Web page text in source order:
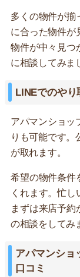
多くの物件が揃
に合った物件が
物件が中々見つ
に相談してみま
LINEでのやり
アパマンショッ
りも可能です。
が取れます。
希望の物件条件
くれます。忙し
まずは来店予
の相談をしてみ
アパマンショ
口コミ